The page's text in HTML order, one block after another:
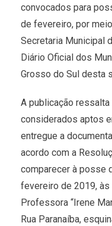
convocados para
de fevereiro, por
Secretaria Municipal
Diário Oficial dos
Grosso do Sul desta
A publicação
considerados aptos
entregue a
acordo com a
comparecer à posse
fevereiro de 2019, às
Professora “Irene
Rua Paranaíba,